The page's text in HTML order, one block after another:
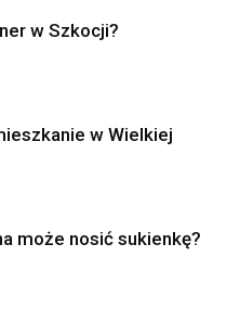
w Szkocji?
w Wielkiej
może nosić sukienkę?